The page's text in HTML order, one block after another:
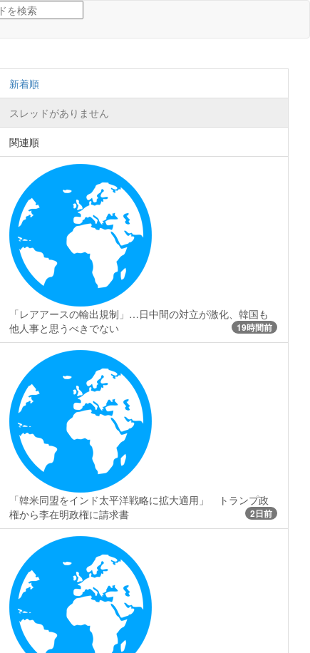
>>198
新着順
スレッドがありません
関連順
「レアアースの輸出規制」…日中間の対立が激化、韓国も
他人事と思うべきでない
19時間前
「韓米同盟をインド太平洋戦略に拡大適用」 トランプ政
権から李在明政権に請求書
2日前